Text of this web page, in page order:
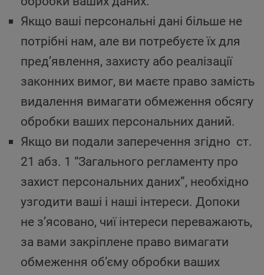
Якщо ваші персональні дані більше не
потрібні нам, але ви потребуєте їх для
пред’явлення, захисту або реалізації
законних вимог, ви маєте право замість
видалення вимагати обмеження обсягу
обробки ваших персональних даний.
Якщо ви подали заперечення згідно ст.
21 абз. 1 “Загального регламенту про
захист персональних даних”, необхідно
узгодити ваші і наші інтереси. Допоки
не з’ясовано, чиї інтереси переважають,
за вами закріплене право вимагати
обмеження об’єму обробки ваших